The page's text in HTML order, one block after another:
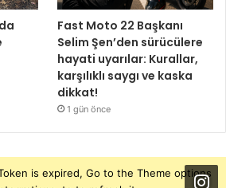
Fast Moto 22 Başkanı
Selim Şen’den sürücülere
hayati uyarılar: Kurallar,
karşılıklı saygı ve kaska
dikkat!
1 gün önce
is expired, Go to the Theme options